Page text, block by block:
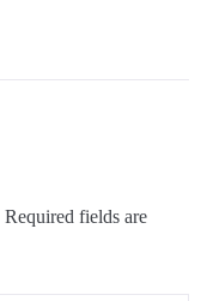
Required fields are